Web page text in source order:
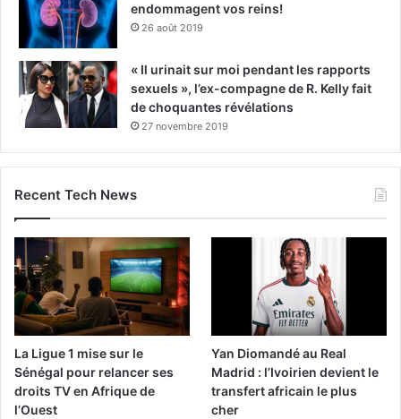
endommagent vos reins!
26 août 2019
« Il urinait sur moi pendant les rapports
sexuels », l’ex-compagne de R. Kelly fait
de choquantes révélations
27 novembre 2019
Recent Tech News
La Ligue 1 mise sur le
Sénégal pour relancer ses
droits TV en Afrique de
l’Ouest
Yan Diomandé au Real
Madrid : l’Ivoirien devient le
transfert africain le plus
cher